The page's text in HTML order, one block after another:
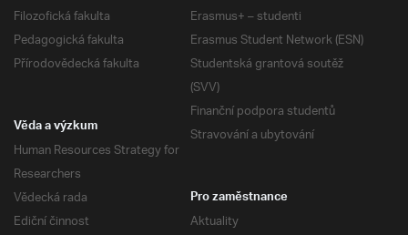
Filozofická fakulta
Pedagogická fakulta
Přírodovědecká fakulta
Erasmus+ – studenti
Erasmus Student Network (ESN)
Studentská grantová soutěž
(SVV)
Finanční podpora studentů
Stravování a ubytování
Věda a výzkum
Human Resources Strategy for
Researchers
Vědecká rada
Ediční činnost
Pro zaměstnance
Aktuality